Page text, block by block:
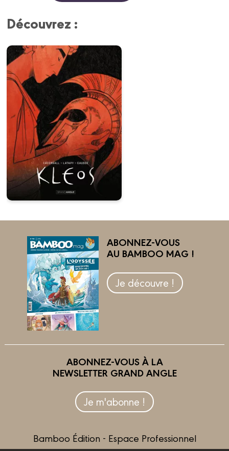
Découvrez :
ABONNEZ-VOUS
AU BAMBOO MAG !
Je découvre !
ABONNEZ-VOUS À LA
NEWSLETTER GRAND ANGLE
Je m'abonne !
Bamboo Édition - Espace Professionnel